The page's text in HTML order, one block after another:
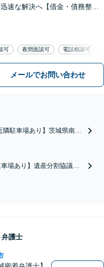
速な解決へ【借金・債務整
休日・夜間対応可】
可 夜間面談可 電話相談可
メールでお問い合わせ
隣駐車場あり】茨城県南地
を考慮し、離婚後の生活を
車場あり】遺産分割協議や
回面談無料】【法テラス
弁護士